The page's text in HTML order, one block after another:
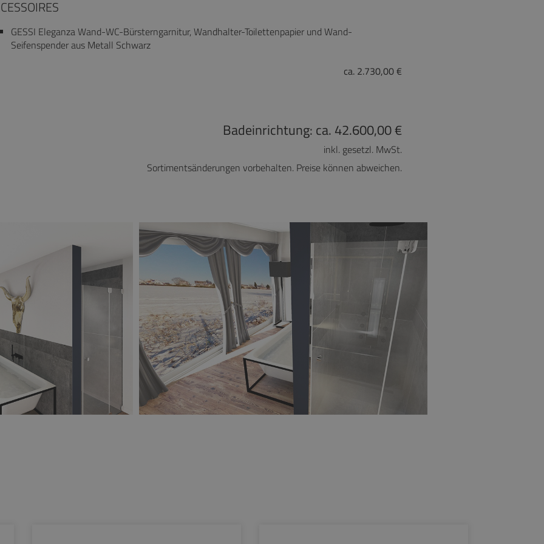
GESSI Eleganza Wand-WC-Bürsterngarnitur, Wandhalter-Toilettenpapier und Wand-
Seifenspender aus Metall Schwarz
ca. 2.730,00 €
Badeinrichtung: ca. 42.600,00 €
inkl. gesetzl. MwSt.
Sortimentsänderungen vorbehalten. Preise können abweichen.